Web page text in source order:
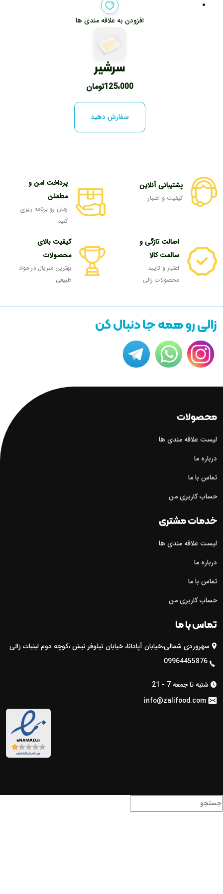
افزودن به علاقه مندی ها
سرشیر
125،000تومان
سفارش دهید
پشتیبانی آنلاین
کیفیت و اعتبار
پرداخت امن و
مطمئن
زمان رو برنامه ریزی
کنید
اصالت تازگی و
سالمت کالا
اعتبار و تایید
محصولات زالی
کیفیت بالای
محصولات
بهترین متریال در مواد
طبیعی
زالی رو همه جا دنبال کن
محصولات
لیست علاقه مندی ها
درباره ما
تماس با ما
حساب کاربری من
خدمات مشتری
لیست علاقه مندی ها
درباره ما
تماس با ما
حساب کاربری من
تماس با ما
 سهروردی شمالی،خیابان آپادانا، خیابان نیلوفر نبش ،کوچه دوم لبنیات زالی
09964455876 
 شنبه تا جمعه 7 - 21
info@zalifood.com 